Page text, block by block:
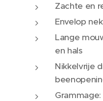
Zachte en
Envelop
Lange
en hals
Nikkelvrije